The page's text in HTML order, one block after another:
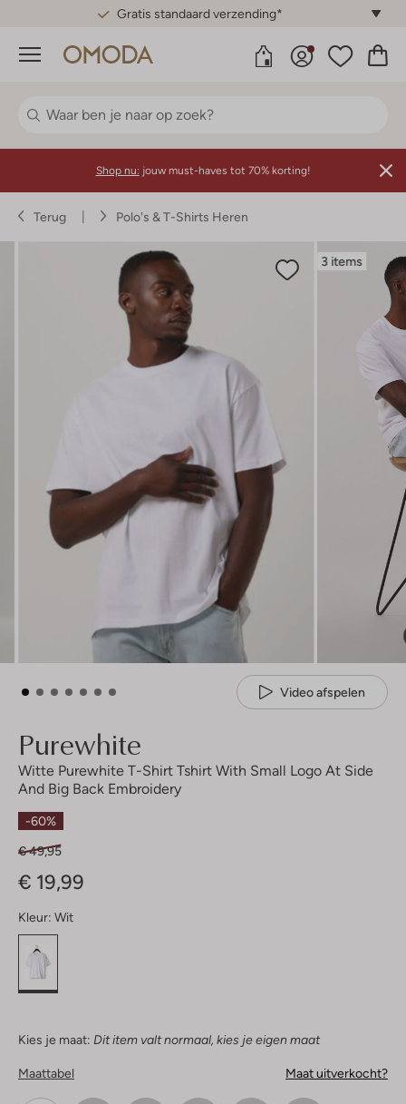
Gratis standaard verzending*
Menu
Shop nu: jouw must-haves tot 70% korting!
Terug Polo's & T-Shirts Heren
3 items
Video afspelen
Purewhite
Witte Purewhite T-Shirt Tshirt With Small Logo At Side
And Big Back Embroidery
-60%
€ 49,95
€ 19,99
Kleur: Wit
Kies je maat: Dit item valt normaal, kies je eigen maat
Maattabel Maat uitverkocht?